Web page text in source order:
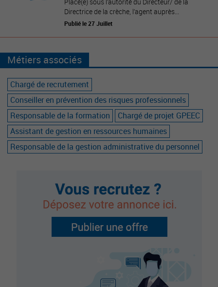
Directrice de la crèche, l’agent auprès...
Publié le 27 Juillet
Métiers associés
Chargé de recrutement
Conseiller en prévention des risques professionnels
Responsable de la formation
Chargé de projet GPEEC
Assistant de gestion en ressources humaines
Responsable de la gestion administrative du personnel